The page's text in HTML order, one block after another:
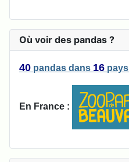
Où voir des pandas ?
40 pandas dans 16 pays
En France :